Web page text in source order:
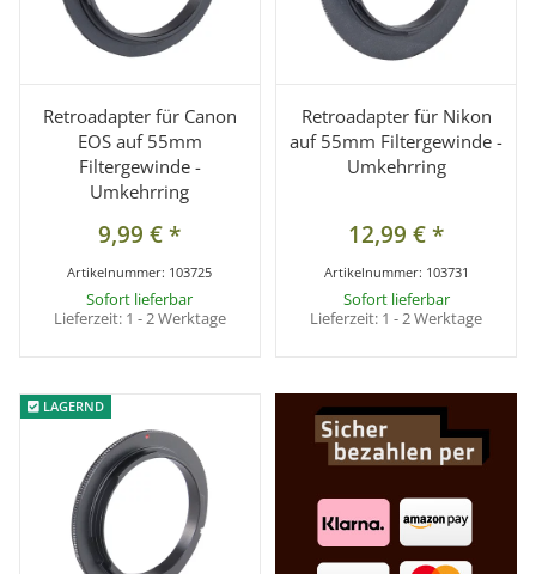
Retroadapter für Canon
EOS auf 55mm
Filtergewinde -
Umkehrring
9,99 €*
Artikelnummer: 103725
Sofort lieferbar
Lieferzeit: 1 - 2 Werktage
Retroadapter für Nikon
auf 55mm Filtergewinde -
Umkehrring
12,99 €*
Artikelnummer: 103731
Sofort lieferbar
Lieferzeit: 1 - 2 Werktage
LAGERND
LAGERND